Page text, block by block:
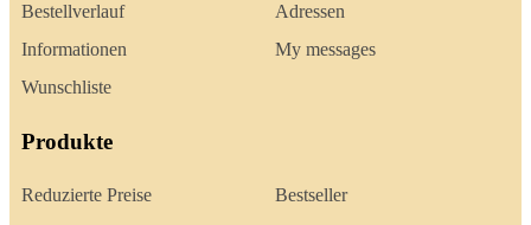
Bestellverlauf
Informationen
Wunschliste
Adressen
My messages
Produkte
Reduzierte Preise
Bestseller